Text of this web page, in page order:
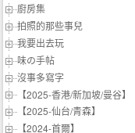
廚房集
拍照的那些事兒
我要出去玩
味の手帖‬
沒事多寫字
【2025-香港/新加坡/曼谷】
【2025-仙台/青森】
【2024-首爾】